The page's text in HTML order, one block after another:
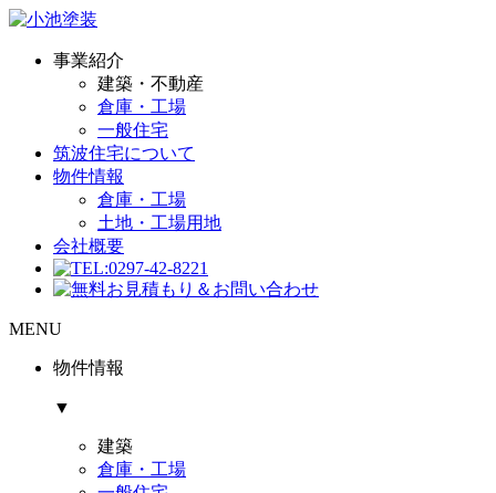
事業紹介
建築・不動産
倉庫・工場
一般住宅
筑波住宅について
物件情報
倉庫・工場
土地・工場用地
会社概要
MENU
物件情報
▼
建築
倉庫・工場